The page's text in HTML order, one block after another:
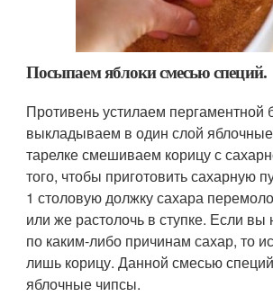
Посыпаем яблоки смесью специй.
Противень устилаем пергаментной
выкладываем в один слой
тарелке смешиваем корицу с
того, чтобы приготовить сахарную
1 столовую должку сахара
или же растолочь в ступке. Если вы
по каким-либо причинам сахар, то
лишь корицу. Данной смесью
яблочные чипсы.